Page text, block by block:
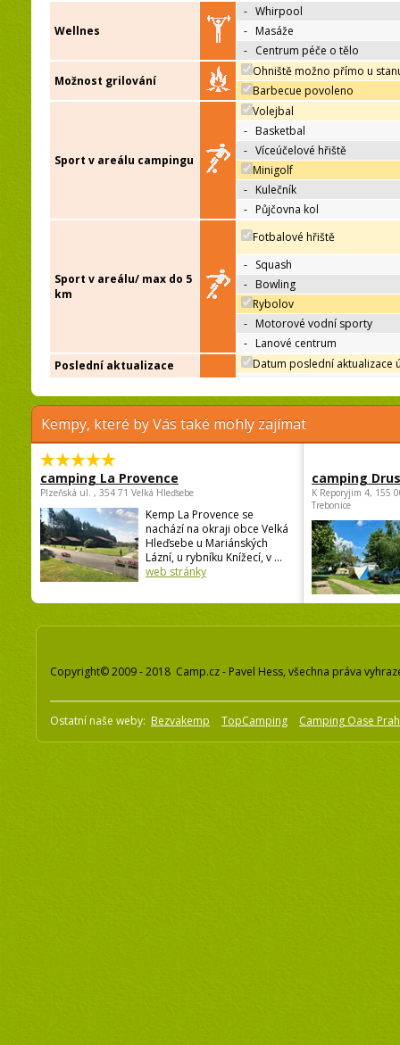
Wellnes
- Whirpool
- Masáže
- Centrum péče o tělo
Možnost grilování
Ohniště možno přímo u
Barbecue povoleno
Sport v areálu campingu
Volejbal
- Basketbal
- Víceúčelové hřiště
Minigolf
- Kulečník
- Půjčovna kol
Sport v areálu/ max do 5
km
Fotbalové hřiště
- Squash
- Bowling
Rybolov
- Motorové vodní sporty
- Lanové centrum
Poslední aktualizace
Datum poslední aktualizace
Kempy, které by Vás také mohly zajímat
camping La Provence
Plzeňská ul. , 354 71 Velká Hleďsebe
Kemp La Provence se
nachází na okraji obce Velká
Hleďsebe u Mariánských
Lázní, u rybníku Knížecí, v ...
web stránky
camping
K Reporyjim 4, 155
Trebonice
Copyright© 2009 - 2018 Camp.cz - Pavel Hess, všechna práva
Ostatní naše weby: Bezvakemp TopCamping Camping Oase